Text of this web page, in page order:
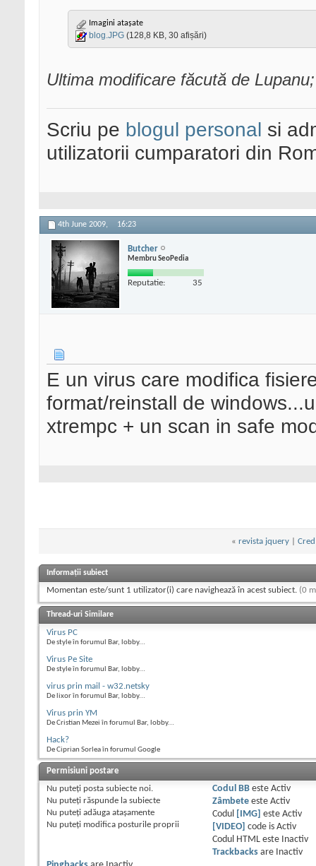
Imagini atașate
blog.JPG (128,8 KB, 30 afișări)
Ultima modificare făcută de
Scriu pe blogul personal si
utilizatorii cumparatori din
4th June 2009, 16:23
Butcher
Membru SeoPedia
Reputatie: 35
E un virus care modifica
format/reinstall de
xtrempc + un scan in safe
« revista jquery|
Informații subiect
Momentan este/sunt 1 utilizator(i) care navighează în acest subiect. (0
Thread-uri Similare
Virus PC
De style în forumul Bar, lobby...
Virus Pe Site
De style în forumul Bar, lobby...
virus prin mail - w32.netsky
De lixor în forumul Bar, lobby...
Virus prin YM
De Cristian Mezei în forumul Bar, lobby...
Hack?
De Ciprian Sorlea în forumul Google
Permisiuni postare
Nu puteţi posta subiecte noi.
Nu puteţi răspunde la subiecte
Nu puteţi adăuga ataşamente
Nu puteţi modifica posturile proprii
Codul BBeste Activ
Zâmbeteeste Activ
Codul
[IMG] este Activ
[VIDEO] code is Activ
Codul HTML este
Inactiv
Trackbacksare
Inactiv